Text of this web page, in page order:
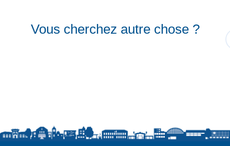
Vous cherchez autre chose ?